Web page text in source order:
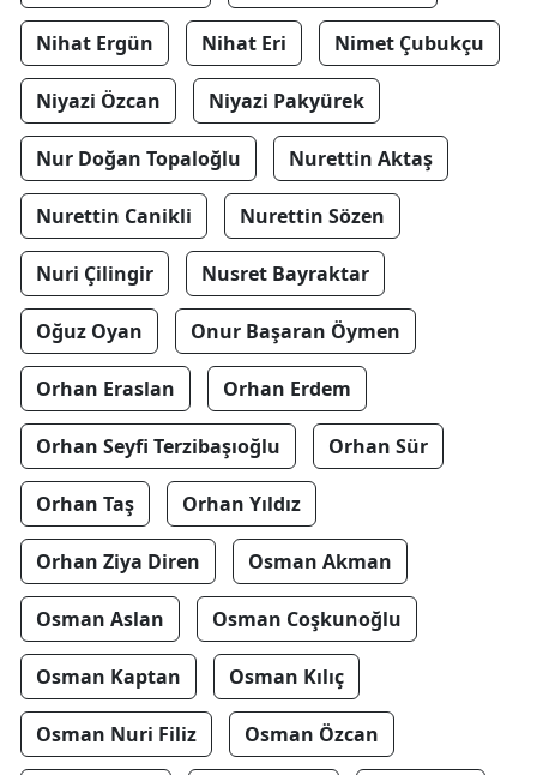
Nihat Ergün Nihat Eri Nimet Çubukçu
Niyazi Özcan Niyazi Pakyürek
Nur Doğan Topaloğlu Nurettin Aktaş
Nurettin Canikli Nurettin Sözen
Nuri Çilingir Nusret Bayraktar
Oğuz Oyan Onur Başaran Öymen
Orhan Eraslan Orhan Erdem
Orhan Seyfi Terzibaşıoğlu Orhan Sür
Orhan Taş Orhan Yıldız
Orhan Ziya Diren Osman Akman
Osman Aslan Osman Coşkunoğlu
Osman Kaptan Osman Kılıç
Osman Nuri Filiz Osman Özcan